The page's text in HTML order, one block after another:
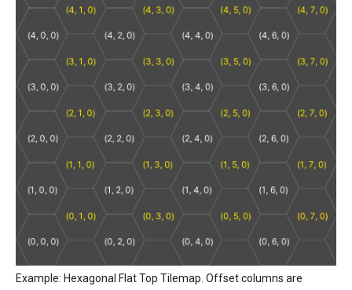
Example: Hexagonal Flat Top Tilemap. Offset columns are